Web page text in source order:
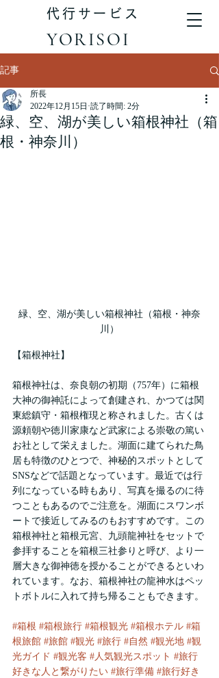
代行サービス
YORISOI
記事
緑、空、湖が美しい箱根神社（箱
根・神奈川）
所長
2022年12月15日 読了時間: 2分
緑、空、湖が美しい箱根神社（箱根・神奈
川）
【箱根神社】
箱根神社は、奈良朝の初期（757年）に箱根
大神の御神託によって創建され、かつては関
東総鎮守・箱根権現と称されました。古くは
源頼朝や徳川家康など武家による崇敬の篤い
お社として栄えました。湖面に建てられた鳥
居も特徴のひとつで、神秘的スポットとして
SNSなどで話題となっています。最近では行
列になっている時もあり、写真を撮るのに待
つこともあるのでご注意を。湖面にスワンボ
ートで接近してみるのもおすすめです。この
箱根神社と箱根元宮、九頭龍神社をセットで
参拝することを箱根三社参りと呼び、より一
層大きな御神徳を授かることができるといわ
れています。なお、箱根神社の龍神水はペッ
トボトルに入れて持ち帰ることもできます。
#箱根 #箱根旅行 #箱根観光 #箱根ホテル #箱
根旅館 #旅館 #観光 #旅行 #自然 #観光地 #観
光ガイド #観光客 #人気観光スポット #旅行
好きな人と繋がりたい #旅行準備 #旅行好き